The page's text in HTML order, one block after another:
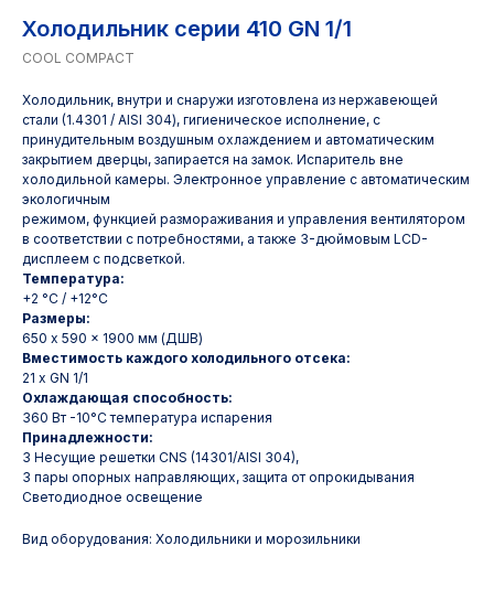
Холодильник серии 410 GN 1/1
COOL COMPACT
Холодильник, внутри и снаружи изготовлена из нержавеющей
стали (1.4301 / AISI 304), гигиеническое исполнение, с
принудительным воздушным охлаждением и автоматическим
закрытием дверцы, запирается на замок. Испаритель вне
холодильной камеры. Электронное управление с автоматическим
экологичным
режимом, функцией размораживания и управления вентилятором
в соответствии с потребностями, а также 3-дюймовым LCD-
дисплеем с подсветкой.
Температура:
+2 °C / +12°C
Размеры:
650 x 590 x 1900 мм (ДШВ)
Вместимость каждого холодильного отсека:
21 x GN 1/1
Охлаждающая способность:
360 Вт -10°C температура испарения
Принадлежности:
3 Несущие решетки CNS (14301/AISI 304),
3 пары опорных направляющих, защита от опрокидывания
Светодиодное освещение
Вид оборудования: Холодильники и морозильники